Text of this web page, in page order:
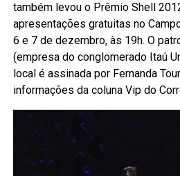
também levou o Prêmio Shell
apresentações gratuitas no
6 e 7 de dezembro, às 19h. O
(empresa do conglomerado Itaú
local é assinada por Fernanda
informações da coluna Vip do